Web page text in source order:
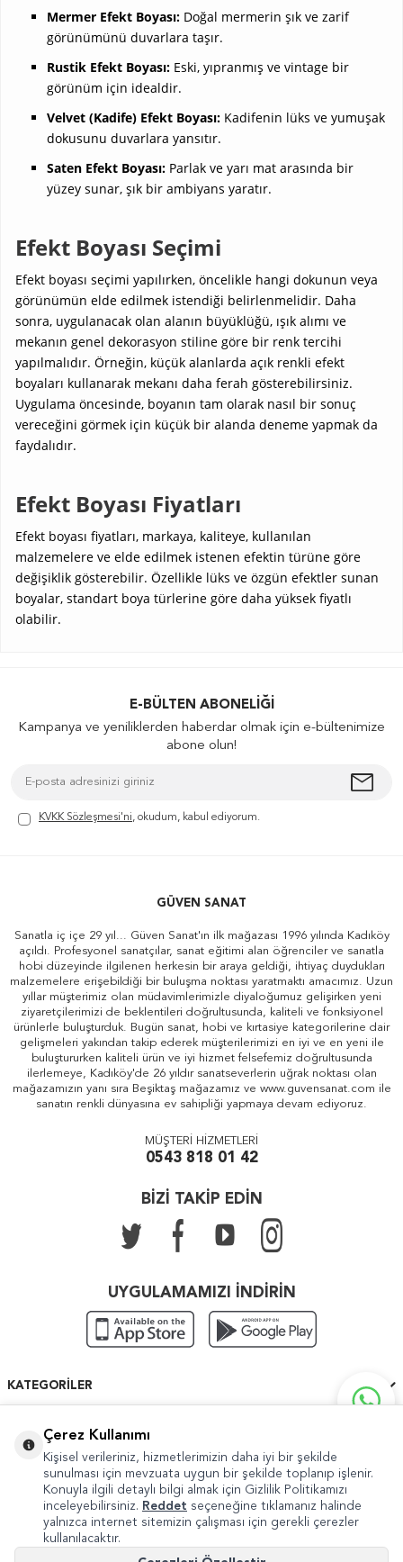
Mermer Efekt Boyası: Doğal mermerin şık ve zarif
görünümünü duvarlara taşır.
Rustik Efekt Boyası: Eski, yıpranmış ve vintage bir
görünüm için idealdir.
Velvet (Kadife) Efekt Boyası: Kadifenin lüks ve yumuşak
dokusunu duvarlara yansıtır.
Saten Efekt Boyası: Parlak ve yarı mat arasında bir
yüzey sunar, şık bir ambiyans yaratır.
Efekt Boyası Seçimi
Efekt boyası seçimi yapılırken, öncelikle hangi dokunun veya
görünümün elde edilmek istendiği belirlenmelidir. Daha
sonra, uygulanacak olan alanın büyüklüğü, ışık alımı ve
mekanın genel dekorasyon stiline göre bir renk tercihi
yapılmalıdır. Örneğin, küçük alanlarda açık renkli efekt
boyaları kullanarak mekanı daha ferah gösterebilirsiniz.
Uygulama öncesinde, boyanın tam olarak nasıl bir sonuç
vereceğini görmek için küçük bir alanda deneme yapmak da
faydalıdır.
Efekt Boyası Fiyatları
Efekt boyası fiyatları, markaya, kaliteye, kullanılan
malzemelere ve elde edilmek istenen efektin türüne göre
değişiklik gösterebilir. Özellikle lüks ve özgün efektler sunan
boyalar, standart boya türlerine göre daha yüksek fiyatlı
olabilir.
E-BÜLTEN ABONELIĞI
Kampanya ve yeniliklerden haberdar olmak için e-bültenimize
abone olun!
KVKK Sözleşmesi'ni, okudum, kabul ediyorum.
GÜVEN SANAT
Sanatla iç içe 29 yıl... Güven Sanat'ın ilk mağazası 1996 yılında Kadıköy
açıldı. Profesyonel sanatçılar, sanat eğitimi alan öğrenciler ve sanatla
hobi düzeyinde ilgilenen herkesin bir araya geldiği, ihtiyaç duydukları
malzemelere erişebildiği bir buluşma noktası yaratmaktı amacımız. Uzun
yıllar müşterimiz olan müdavimlerimizle diyaloğumuz gelişirken yeni
ziyaretçilerimizi de beklentileri doğrultusunda, kaliteli ve fonksiyonel
ürünlerle buluşturduk. Bugün sanat, hobi ve kırtasiye kategorilerine dair
gelişmeleri yakından takip ederek müşterilerimizi en iyi ve en yeni ile
buluştururken kaliteli ürün ve iyi hizmet felsefemiz doğrultusunda
ilerlemeye, Kadıköy'de 26 yıldır sanatseverlerin uğrak noktası olan
mağazamızın yanı sıra Beşiktaş mağazamız ve www.guvensanat.com ile
sanatın renkli dünyasına ev sahipliği yapmaya devam ediyoruz.
MÜŞTERİ HİZMETLERİ
0543 818 01 42
BİZİ TAKİP EDİN
UYGULAMAMIZI İNDİRİN
KATEGORILER
HIZLI ERIŞIM
Çerez Kullanımı
Kişisel verileriniz, hizmetlerimizin daha iyi bir şekilde
sunulması için mevzuata uygun bir şekilde toplanıp işlenir.
Konuyla ilgili detaylı bilgi almak için Gizlilik Politikamızı
inceleyebilirsiniz. Reddet seçeneğine tıklamanız halinde
yalnızca internet sitemizin çalışması için gerekli çerezler
kullanılacaktır.